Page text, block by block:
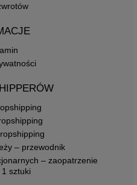
– przewodnik
– zaopatrzenie
sztuki